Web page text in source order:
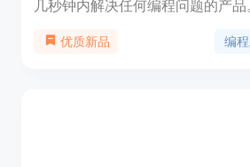
几秒钟内解决任何编程问题的产
快地学习编程。
优质新品 编